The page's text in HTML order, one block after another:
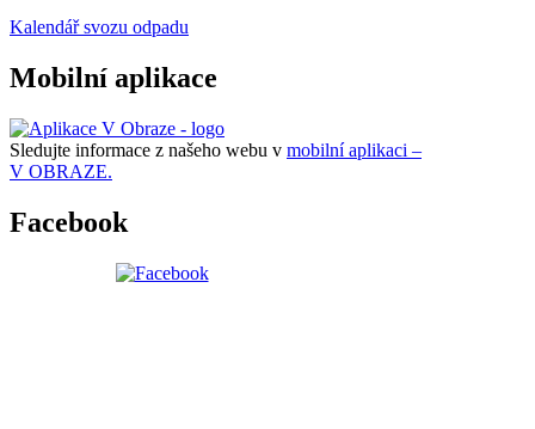
Kalendář svozu odpadu
Mobilní aplikace
Sledujte informace z našeho webu v mobilní aplikaci –
V OBRAZE.
Facebook